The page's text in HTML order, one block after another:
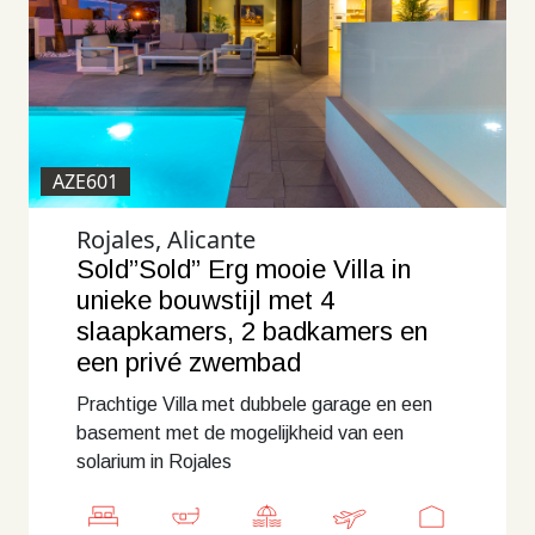
AZE601
Rojales, Alicante
Sold”Sold” Erg mooie Villa in
unieke bouwstijl met 4
slaapkamers, 2 badkamers en
een privé zwembad
Prachtige Villa met dubbele garage en een
basement met de mogelijkheid van een
solarium in Rojales